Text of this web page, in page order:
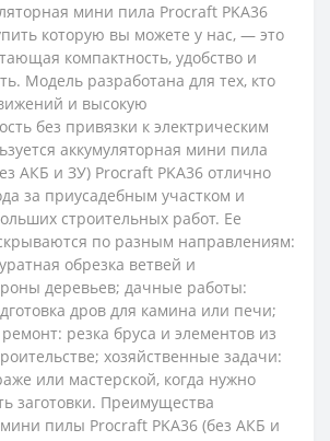
мини пила Procraft PKA36
которую вы можете у нас, — это
компактность, удобство и
Модель разработана для тех, кто
и высокую
без привязки к электрическим
аккумуляторная мини пила
АКБ и ЗУ) Procraft PKA36 отлично
за приусадебным участком и
строительных работ. Ее
по разным направлениям:
обрезка ветвей и
деревьев; дачные работы:
дров для камина или печи;
резка бруса и элементов из
хозяйственные задачи:
или мастерской, когда нужно
заготовки. Преимущества
пилы Procraft PKA36 (без АКБ и